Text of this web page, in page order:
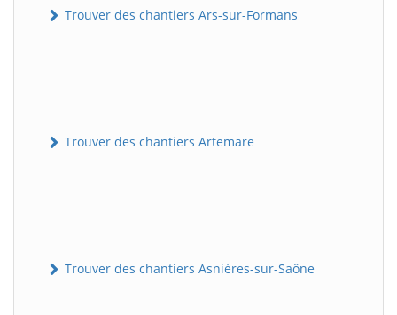
Trouver des chantiers Ars-sur-Formans
Trouver des chantiers Artemare
Trouver des chantiers Asnières-sur-Saône